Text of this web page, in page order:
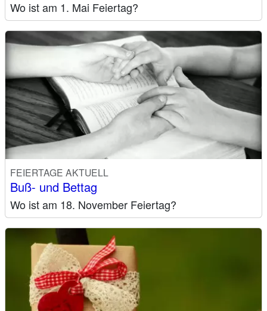
Wo ist am 1. Mai Feiertag?
FEIERTAGE AKTUELL
Buß- und Bettag
Wo ist am 18. November Feiertag?